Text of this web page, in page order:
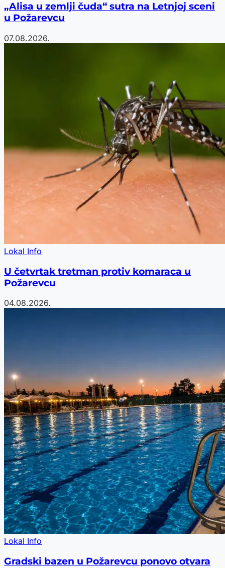
„Alisa u zemlji čuda“ sutra na Letnjoj sceni
u Požarevcu
07.08.2026.
Lokal Info
U četvrtak tretman protiv komaraca u
Požarevcu
04.08.2026.
Lokal Info
Gradski bazen u Požarevcu ponovo otvara